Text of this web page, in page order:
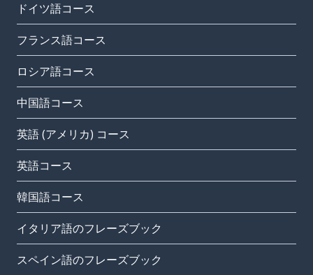
ドイツ語コース
フランス語コース
ロシア語コース
中国語コース
英語 (アメリカ) コース
英語コース
韓国語コース
イタリア語のフレーズブック
スペイン語のフレーズブック